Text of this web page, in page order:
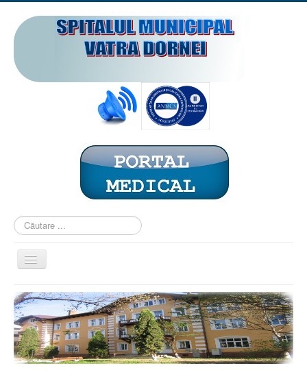
Căutare
...
Comută
navigarea
PREZENTARE
PREZENTARE SPITAL
ISTORIE
ACREDITĂRI/CERTIFICĂRI
CERTIFICAT ACREDITARE SPITAL